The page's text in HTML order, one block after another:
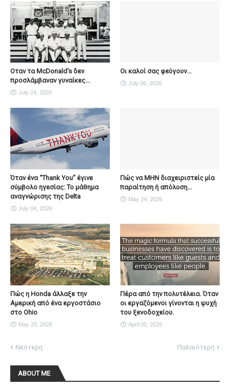
Οταν τα McDonald's δεν
προσλάμβαναν γυναίκες...
July 24, 2026
Οι καλοί σας φεύγουν...
July 06, 2026
Όταν ένα “Thank You” έγινε
σύμβολο ηγεσίας: Το μάθημα
αναγνώρισης της Delta
July 04, 2026
Πώς να ΜΗΝ διαχειριστείς μία
παραίτηση ή απόλυση...
May 24, 2026
Πώς η Honda άλλαξε την
Αμερική από ένα εργοστάσιο
στο Ohio
May 20, 2026
Πέρα από την πολυτέλεια. Όταν
οι εργαζόμενοι γίνονται η ψυχή
του ξενοδοχείου.
April 05, 2026
Νεότερη Παλαιότερη
ABOUT ME